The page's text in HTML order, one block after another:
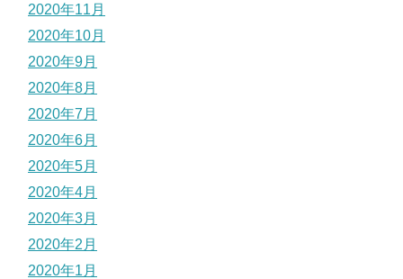
2020年11月
2020年10月
2020年9月
2020年8月
2020年7月
2020年6月
2020年5月
2020年4月
2020年3月
2020年2月
2020年1月